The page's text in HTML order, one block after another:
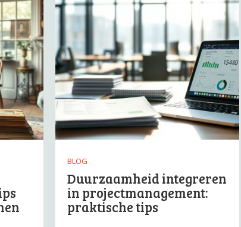
BLOG
Duurzaamheid integreren
in projectmanagement:
praktische tips